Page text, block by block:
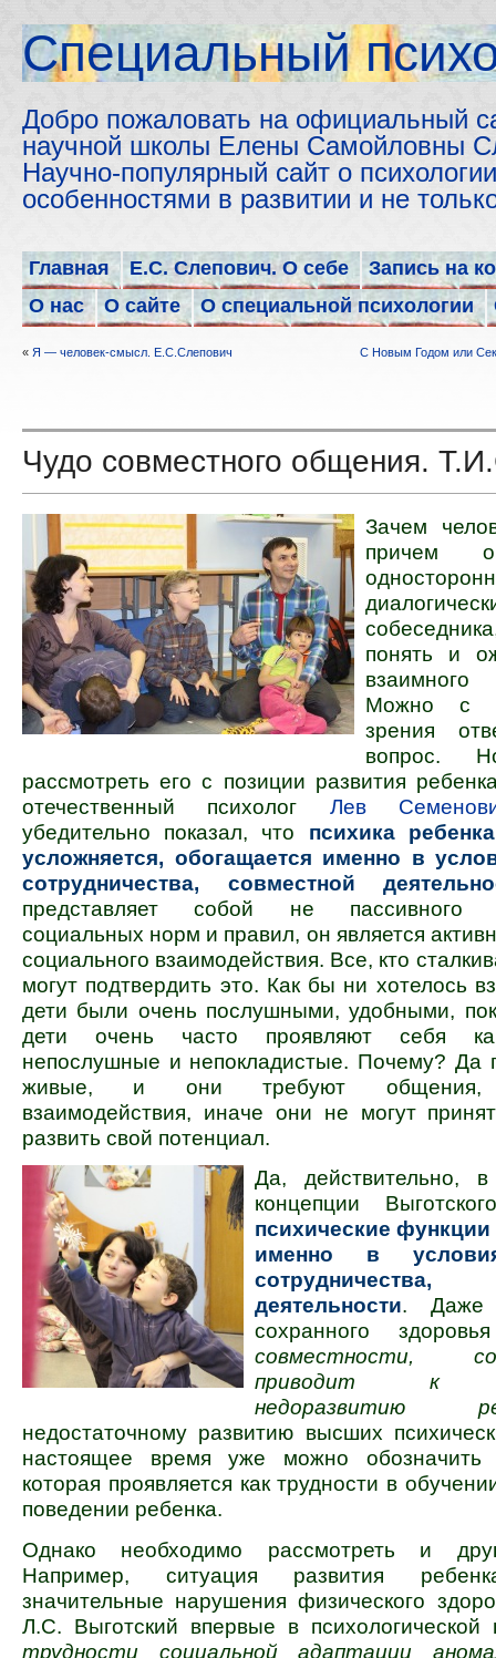
Cпециальный
Добро пожаловать на официальный
научной школы Елены Самойловны
Научно-популярный сайт о
особенностями в развитии и не
Главная Е.С. Слепович. О себе
Запись на
О нас
О сайте О специальной психологии
« Я — человек-смысл. Е.С.Слепович С Новым Годом или
Чудо совместного общения.
Зачем
причем
понять и
Можно с
зрения
вопрос.
рассмотреть его с позиции развития
отечественный психолог Лев
убедительно показал, что психика
усложняется, обогащается именно в
сотрудничества, совместной
представляет собой не пассивного
социальных норм и правил, он является
социального взаимодействия. Все, кто
могут подтвердить это. Как бы ни хотелось
дети были очень послушными, удобными,
дети очень часто проявляют себя
непослушные и непокладистые. Почему? Да
живые, и они требуют общения,
взаимодействия, иначе они не могут
развить свой потенциал.
Да, действительно, в
концепции
психические
именно в
сотрудничества,
деятельности. Даже
сохранного
совместности,
приводит к
недоразвитию
недостаточному развитию высших
настоящее время уже можно обозначить
которая проявляется как трудности в
поведении ребенка.
Однако необходимо рассмотреть и
Например, ситуация развития
значительные нарушения физического
Л.С. Выгот­ский впервые в психологической
трудности социаль­ной адаптации